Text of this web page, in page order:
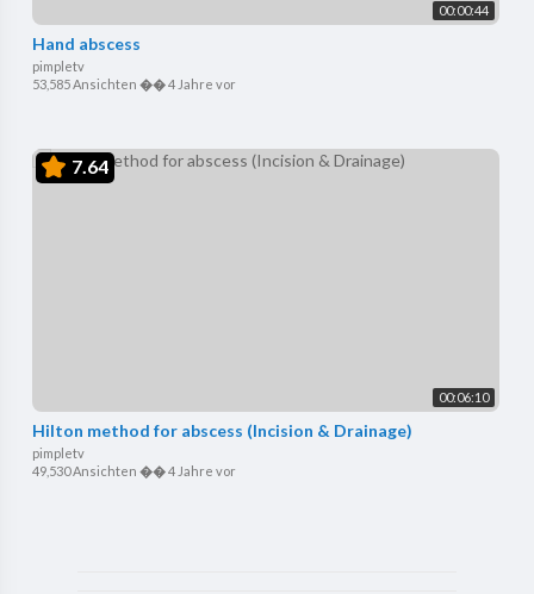
00:00:44
Hand abscess
pimpletv
53,585 Ansichten ��4 Jahre vor
7.64
00:06:10
Hilton method for abscess (Incision & Drainage)
pimpletv
49,530 Ansichten ��4 Jahre vor